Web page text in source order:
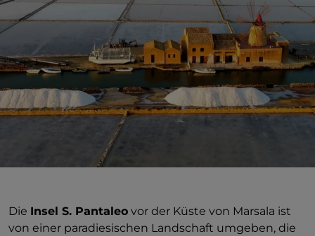
Die Insel S. Pantaleo vor der Küste von Marsala ist
von einer paradiesischen Landschaft umgeben, die